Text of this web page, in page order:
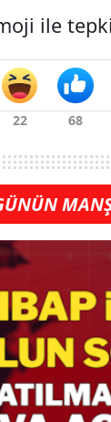
ile